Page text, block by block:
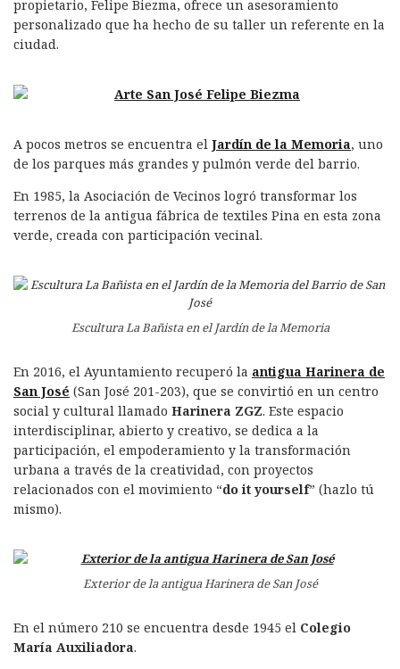
propietario, Felipe Biezma, ofrece un asesoramiento
personalizado que ha hecho de su taller un referente en la
ciudad.
A pocos metros se encuentra el Jardín de la Memoria, uno
de los parques más grandes y pulmón verde del barrio.
En 1985, la Asociación de Vecinos logró transformar los
terrenos de la antigua fábrica de textiles Pina en esta zona
verde, creada con participación vecinal.
Escultura La Bañista en el Jardín de la Memoria
En 2016, el Ayuntamiento recuperó la antigua Harinera de
San José (San José 201-203), que se convirtió en un centro
social y cultural llamado Harinera ZGZ. Este espacio
interdisciplinar, abierto y creativo, se dedica a la
participación, el empoderamiento y la transformación
urbana a través de la creatividad, con proyectos
relacionados con el movimiento “do it yourself” (hazlo tú
mismo).
Exterior de la antigua Harinera de San José
En el número 210 se encuentra desde 1945 el Colegio
María Auxiliadora.